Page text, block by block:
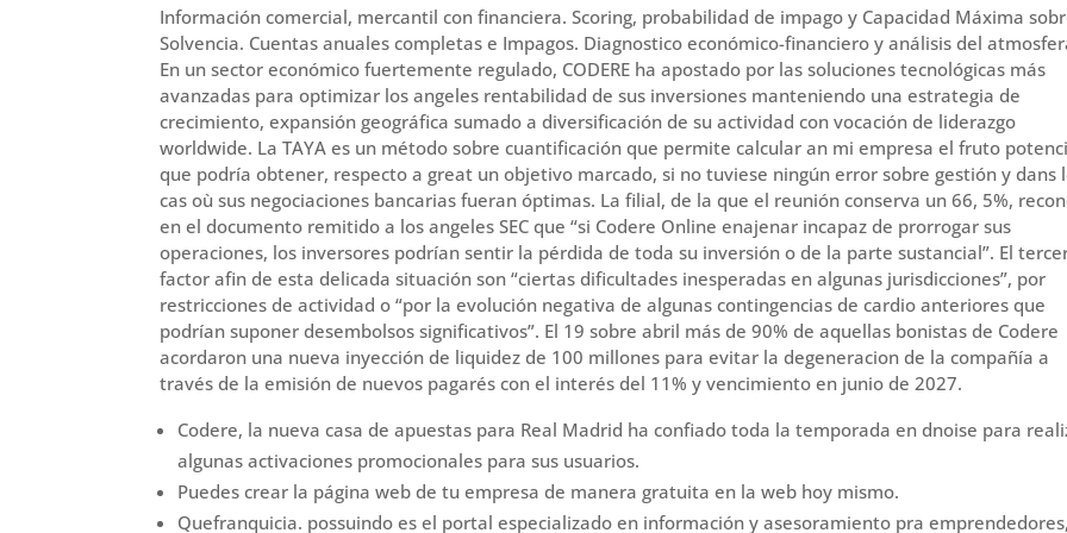
Información comercial, mercantil con financiera. Scoring, probabilidad de impago y Capacidad Máxima
Solvencia. Cuentas anuales completas e Impagos. Diagnostico económico-financiero y análisis del
En un sector económico fuertemente regulado, CODERE ha apostado por las soluciones tecnológicas más
avanzadas para optimizar los angeles rentabilidad de sus inversiones manteniendo una estrategia de
crecimiento, expansión geográfica sumado a diversificación de su actividad con vocación de liderazgo
worldwide. La TAYA es un método sobre cuantificación que permite calcular an mi empresa el fruto
que podría obtener, respecto a great un objetivo marcado, si no tuviese ningún error sobre gestión y dans
cas où sus negociaciones bancarias fueran óptimas. La filial, de la que el reunión conserva un 66, 5%,
en el documento remitido a los angeles SEC que “si Codere Online enajenar incapaz de prorrogar sus
operaciones, los inversores podrían sentir la pérdida de toda su inversión o de la parte sustancial”. El
factor afin de esta delicada situación son “ciertas dificultades inesperadas en algunas jurisdicciones”, por
restricciones de actividad o “por la evolución negativa de algunas contingencias de cardio anteriores que
podrían suponer desembolsos significativos”. El 19 sobre abril más de 90% de aquellas bonistas de Codere
acordaron una nueva inyección de liquidez de 100 millones para evitar la degeneracion de la compañía a
través de la emisión de nuevos pagarés con el interés del 11% y vencimiento en junio de 2027.
Codere, la nueva casa de apuestas para Real Madrid ha confiado toda la temporada en dnoise para
algunas activaciones promocionales para sus usuarios.
Puedes crear la página web de tu empresa de manera gratuita en la web hoy mismo.
Quefranquicia. possuindo es el portal especializado en información y asesoramiento pra emprendedores,